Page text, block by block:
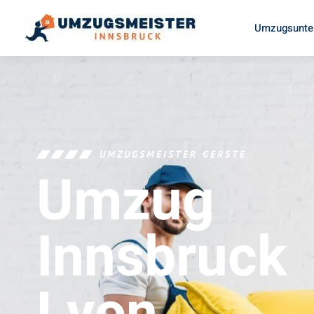
UMZUGSMEISTER GERSTE
Umzug
Innsbruck